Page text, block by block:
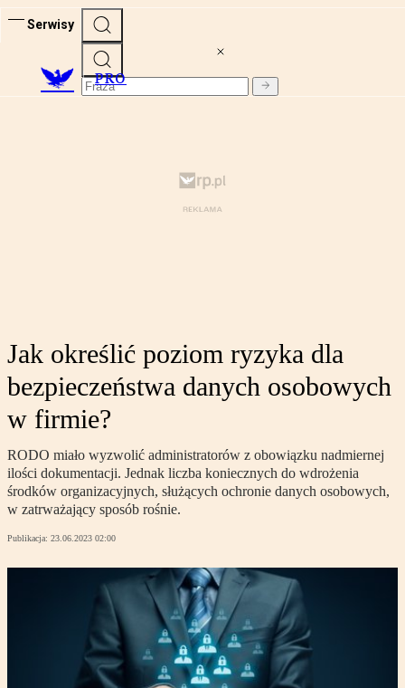
Serwisy
PRO
Jak określić poziom ryzyka dla
bezpieczeństwa danych osobowych
w firmie?
RODO miało wyzwolić administratorów z obowiązku nadmiernej
ilości dokumentacji. Jednak liczba koniecznych do wdrożenia
środków organizacyjnych, służących ochronie danych osobowych,
w zatrważający sposób rośnie.
Publikacja: 23.06.2023 02:00